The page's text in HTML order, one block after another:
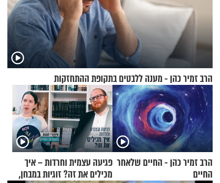
הרב זמיר כהן - מענה ללבטים בתקופת ההתחזקות
הרב זמיר כהן - החיים שלאחר
החיים
פגיעה עצמית וחרדות – איך
מכילים את זה? זוגיות במבחן,